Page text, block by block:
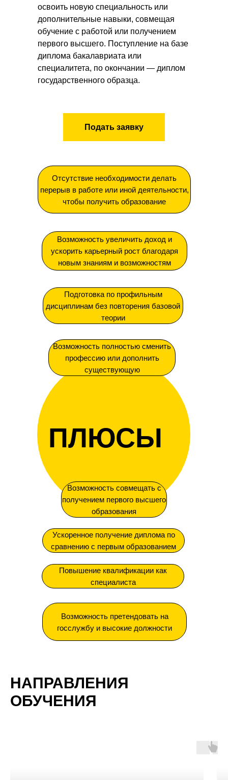
освоить новую специальность или
дополнительные навыки, совмещая
обучение с работой или получением
первого высшего. Поступление на базе
диплома бакалавриата или
специалитета, по окончании — диплом
государственного образца.
Подать заявку
Возможность претендовать на
госслужбу и высокие должности
Возможность увеличить доход и
ускорить карьерный рост благодаря
новым знаниям и возможностям
Возможность совмещать с
получением первого высшего
образования
ПЛЮСЫ
Подготовка по профильным
дисциплинам без повторения базовой
теории
Возможность полностью сменить
профессию или дополнить
существующую
Повышение квалификации как
специалиста
Отсутствие необходимости делать
перерыв в работе или иной деятельности,
чтобы получить образование
Ускоренное получение диплома по
сравнению с первым образованием
НАПРАВЛЕНИЯ
ОБУЧЕНИЯ